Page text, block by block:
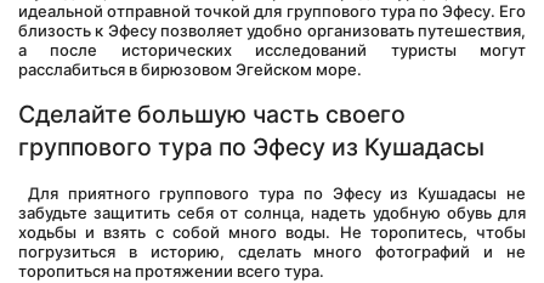
идеальной отправной точкой для группового тура по Эфесу. Его
близость к Эфесу позволяет удобно организовать путешествия,
а после исторических исследований туристы могут
расслабиться в бирюзовом Эгейском море.
Сделайте большую часть своего
группового тура по Эфесу из Кушадасы
забудьте защитить себя от солнца, надеть удобную обувь для
ходьбы и взять с собой много воды. Не торопитесь, чтобы
погрузиться в историю, сделать много фотографий и не
торопиться на протяжении всего тура.